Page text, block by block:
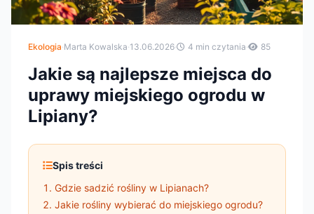
Ekologia·Marta Kowalska·13.06.2026· 4 min czytania· 85
Jakie są najlepsze miejsca do
uprawy miejskiego ogrodu w
Lipiany?
Spis treści
Gdzie sadzić rośliny w Lipianach?
Jakie rośliny wybierać do miejskiego ogrodu?